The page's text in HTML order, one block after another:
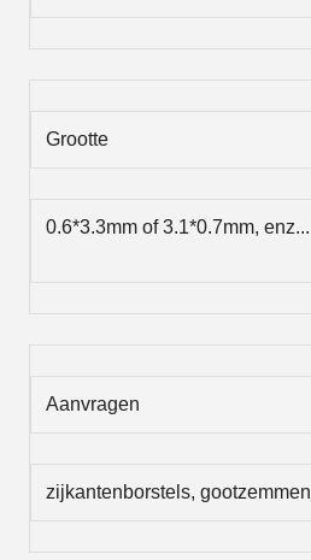
Grootte
0.6*3.3mm of 3.1*0.7mm, enz...
Aanvragen
zijkantenborstels, gootzemmen